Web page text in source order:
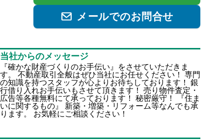
メールでのお問合せ
当社からのメッセージ
『確かな財産づくりのお手伝い』をさせていただきま
す。 不動産取引全般はぜひ当社にお任せください！ 専門
の知識を持つスタッフが心よりお待ちしております！ 銀
行借り入れお手伝いもさせて頂きます！ 売り物件査定・
広告等各種無料にて承っております！ 秘密厳守！ 『住ま
いに関するもの』 新築・増築・リフォーム等なんでも承
ります。 お気軽にご相談ください！